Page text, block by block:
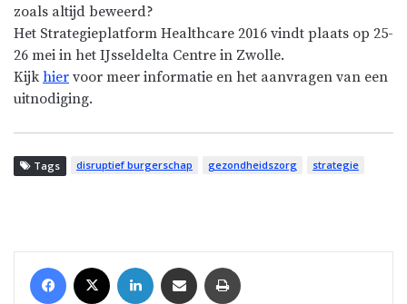
zoals altijd beweerd?
Het Strategieplatform Healthcare 2016 vindt plaats op 25-
26 mei in het IJsseldelta Centre in Zwolle.
Kijk hier voor meer informatie en het aanvragen van een
uitnodiging.
Tags disruptief burgerschap gezondheidszorg strategie